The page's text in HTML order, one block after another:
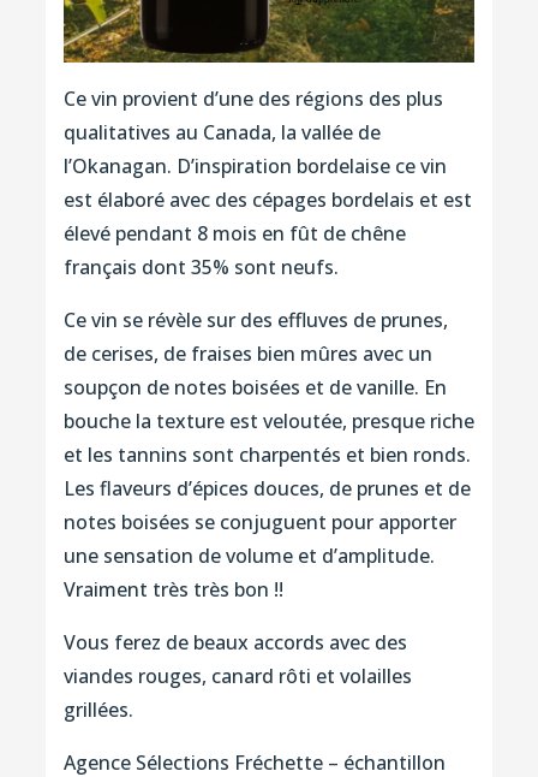
Ce vin provient d’une des régions des plus
qualitatives au Canada, la vallée de
l’Okanagan. D’inspiration bordelaise ce vin
est élaboré avec des cépages bordelais et est
élevé pendant 8 mois en fût de chêne
français dont 35% sont neufs.
Ce vin se révèle sur des effluves de prunes,
de cerises, de fraises bien mûres avec un
soupçon de notes boisées et de vanille. En
bouche la texture est veloutée, presque riche
et les tannins sont charpentés et bien ronds.
Les flaveurs d’épices douces, de prunes et de
notes boisées se conjuguent pour apporter
une sensation de volume et d’amplitude.
Vraiment très très bon !!
Vous ferez de beaux accords avec des
viandes rouges, canard rôti et volailles
grillées.
Agence Sélections Fréchette – échantillon